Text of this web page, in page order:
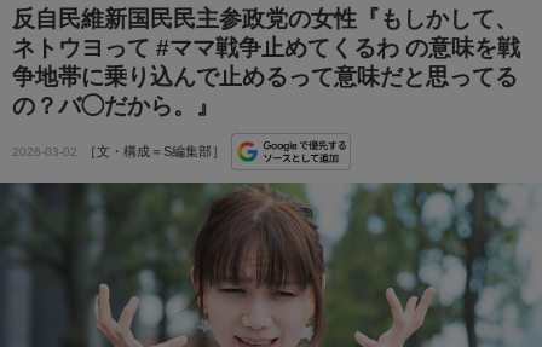
反自民維新国民民主参政党の女性『もしかして、
ネトウヨって #ママ戦争止めてくるわ‌ の意味を戦
争地帯に乗り込んで止めるって意味だと思ってる
の？バ◯だから。』
2026-03-02 ［文・構成＝S編集部］